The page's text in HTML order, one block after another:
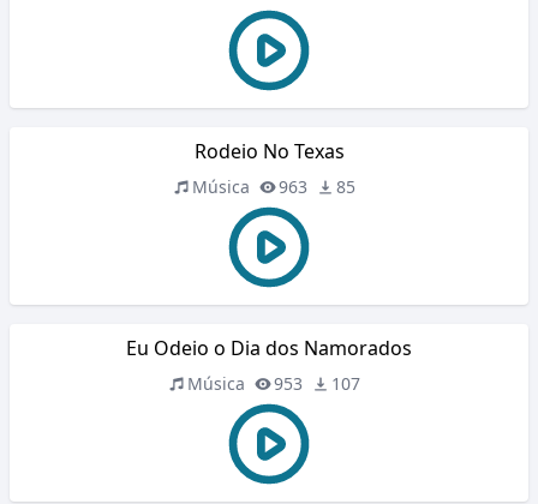
Rodeio No Texas
Música 963 85
Eu Odeio o Dia dos Namorados
Música 953 107